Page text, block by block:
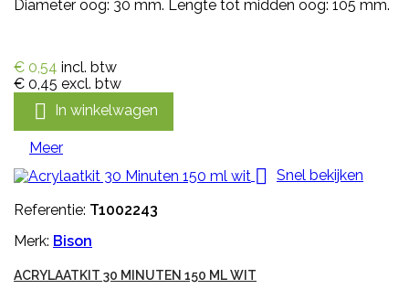
Diameter oog: 30 mm. Lengte tot midden oog: 105 mm.
€ 0,54 incl. btw
€ 0,45 excl. btw
 In winkelwagen
Meer
 Snel bekijken
Referentie: T1002243
Merk: Bison
ACRYLAATKIT 30 MINUTEN 150 ML WIT